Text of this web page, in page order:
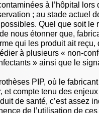
à l’hôpital lors
; au stade actuel
Quel que soit le
nous étonner que,
qui les produit ait reçu,
à plusieurs « non-
» ainsi que le
PIP, où le
et compte tenu des
de santé, c’est assez
de l’utilisation de